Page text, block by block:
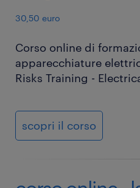
30,50 euro
Corso online di
apparecchiature
Risks Training -
scopri il corso